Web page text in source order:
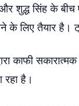
शुद्ध सिंह के बीच
के लिए तैयार है।
काफी
है।